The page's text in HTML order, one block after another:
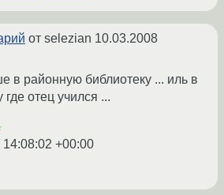
от selezian 10.03.2008
в районную библиотеку ... иль в
где отец учился ...
+00:00